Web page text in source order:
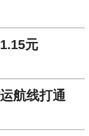
元
航线打通